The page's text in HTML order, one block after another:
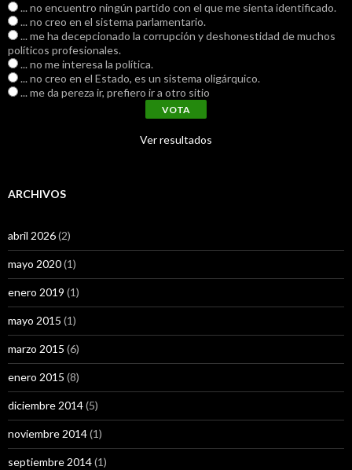
... no encuentro ningún partido con el que me sienta identificado.
... no creo en el sistema parlamentario.
... me ha decepcionado la corrupción y deshonestidad de muchos
políticos profesionales.
... no me interesa la política.
... no creo en el Estado, es un sistema oligárquico.
... me da pereza ir, prefiero ir a otro sitio
Ver resultados
ARCHIVOS
abril 2026(2)
mayo 2020(1)
enero 2019 (1)
mayo 2015 (1)
marzo 2015 (6)
enero 2015 (8)
diciembre 2014(5)
noviembre 2014(1)
septiembre 2014(1)